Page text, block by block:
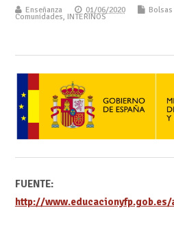
Enseñanza 01/06/2020
Comunidades, INTERINOS
FUENTE:
http://